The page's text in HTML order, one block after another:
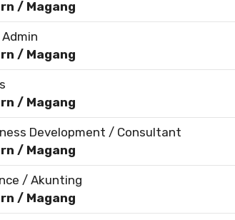
/ Magang
Admin
/ Magang
/ Magang
Development / Consultant
/ Magang
/ Akunting
/ Magang